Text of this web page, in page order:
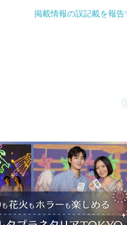
掲載情報の誤記載を報告